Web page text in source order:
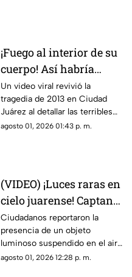
¡Fuego al interior de su
cuerpo! Así habría
muerto una de las
víctimas de la
explosión de una
maquiladora en Ciudad
Un video viral revivió la
tragedia de 2013 en Ciudad
Juárez al detallar las terribles
quemaduras internas que
agosto 01, 2026 01:43 p. m.
(VIDEO) ¡Luces raras en
cielo juarense! Captan
luz de extraña forma
que asemeja un OVNI
Ciudadanos reportaron la
presencia de un objeto
luminoso suspendido en el aire
que no coincidía con drones ni
agosto 01, 2026 12:28 p. m.